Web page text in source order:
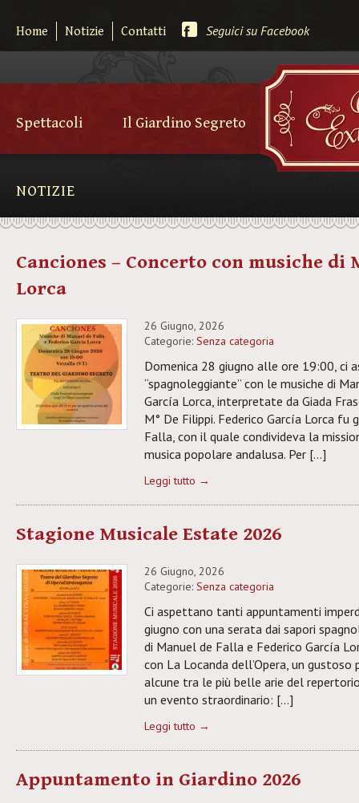
Home Notizie Contatti Seguici su Facebook
Spettacoli Il Giardino Segreto
NOTIZIE
Canciones – Concerto con musiche di
Lorca
26 Giugno, 2026
Categorie: Senza categoria
Domenica 28 giugno alle ore 19:00, ci
“spagnoleggiante” con le musiche di
García Lorca, interpretate da Giada
M° De Filippi. Federico García Lorca fu
Falla, con il quale condivideva la
musica popolare andalusa. Per […]
Leggi tutto →
Stagione Musicale Estate 2026
26 Giugno, 2026
Categorie: Senza categoria
Ci aspettano tanti appuntamenti
giugno con una serata dai sapori
di Manuel de Falla e Federico García
con La Locanda dell’Opera, un gustoso
alcune tra le più belle arie del
un evento straordinario: […]
Leggi tutto →
Appuntamento in Giardino 2026